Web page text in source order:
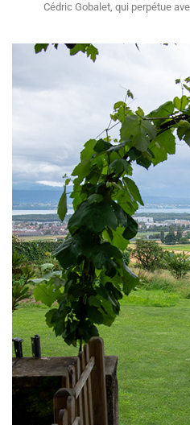
Cédric Gobalet, qui perpétue